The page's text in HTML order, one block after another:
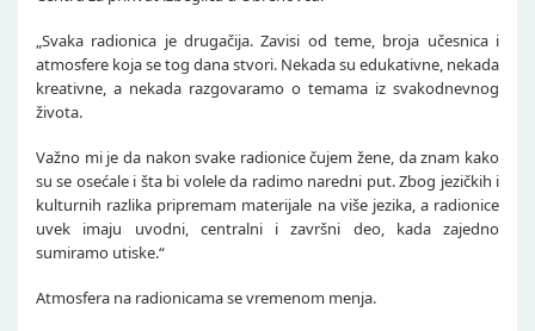
„Svaka radionica je drugačija. Zavisi od teme, broja učesnica i
atmosfere koja se tog dana stvori. Nekada su edukativne, nekada
kreativne, a nekada razgovaramo o temama iz svakodnevnog
života.
Važno mi je da nakon svake radionice čujem žene, da znam kako
su se osećale i šta bi volele da radimo naredni put. Zbog jezičkih i
kulturnih razlika pripremam materijale na više jezika, a radionice
uvek imaju uvodni, centralni i završni deo, kada zajedno
sumiramo utiske.“
Atmosfera na radionicama se vremenom menja.